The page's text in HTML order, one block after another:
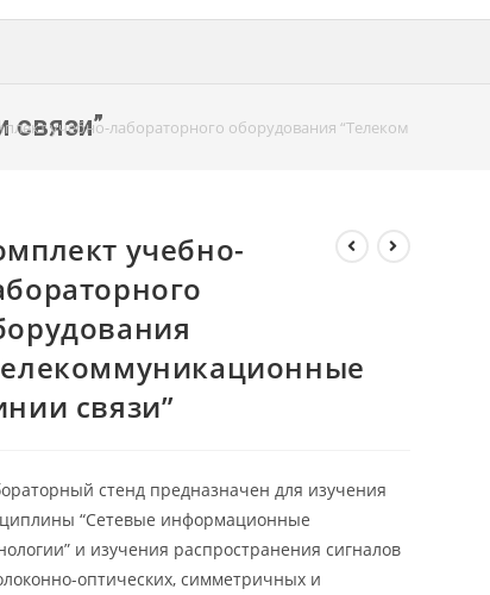
связи”
учебно-лабораторного оборудования
учебно-
связи”
стенд предназначен для изучения
“Сетевые информационные
и изучения распространения сигналов
оптических, симметричных и